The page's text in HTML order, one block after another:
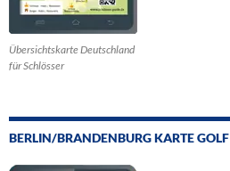
Übersichtskarte Deutschland
für Schlösser
BERLIN/BRANDENBURG KARTE GOLF